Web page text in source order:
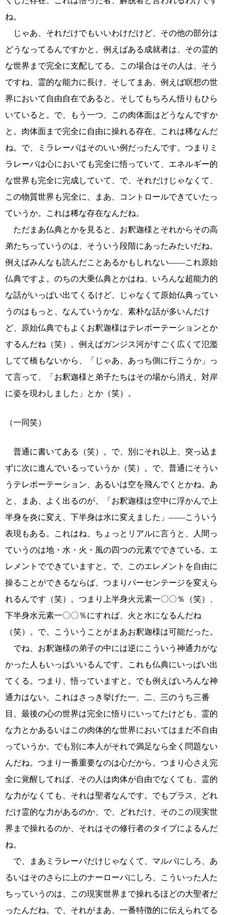
ね。
じゃあ、それだけでもいいわけだけど、その他の部分は
どうなってるんですかと。例えばある成就者は、その霊的
な世界まで完全に支配してる。この場合はその人は、そう
ですね、霊的な能力に長け、そしてまあ、例えば瞑想の世
界において自由自在であると。そしてもちろん悟りもひら
いていると。で、もう一つ、この肉体面はどうなんですか
と。肉体面まで完全に自由に操れる存在、これは稀なんだ
ね。で、ミラレーパはそのいい例だったんです。つまりミ
ラレーパは心においても完全に悟っていて、エネルギー的
な世界も完全に完成していて、で、それだけじゃなくて、
この物質世界も完全に、まあ、コントロールできていたっ
ていうか。これは稀な存在なんだね。
ただまあ仏典とかを見ると、お釈迦様とそれからその高
弟たちっていうのは、そういう段階にあったみたいだね。
例えばみんなも読んだことあるかもしれない――これ原始
仏典ですよ。のちの大乗仏典とかはね、いろんな超能力的
な話がいっぱい出てくるけど、じゃなくて原始仏典ってい
うのはもっと、なんていうかな、素朴な話が多いんだけ
ど、原始仏典でもよくお釈迦様はテレポーテーションとか
するんだね（笑）。例えばガンジス河がすごく広くて氾濫
してて橋もないから、「じゃあ、あっち側に行こうか」っ
て言って、「お釈迦様と弟子たちはその場から消え、対岸
に姿を現わしました」とか（笑）。
（一同笑）
普通に書いてある（笑）。で、別にそれ以上、突っ込ま
ずに次に進んでいるっていうか（笑）。で、普通にそうい
うテレポーテーション、あるいは空を飛んでくとかね。あ
と、まあ、よく出るのが、「お釈迦様は空中に浮かんで上
半身を炎に変え、下半身は水に変えました」――こういう
表現もある。これはね、ちょっとリアルに言うと、人間っ
ていうのは地・水・火・風の四つの元素でできている。エ
レメントでできていますと。で、このエレメントを自由に
操ることができるならば、つまりパーセンテージを変えら
れるんです（笑）。つまり上半身火元素一〇〇％（笑）、
下半身水元素一〇〇％にすれば、火と水になるんだね
（笑）。で、こういうことがまあお釈迦様は可能だった。
でね、お釈迦様の弟子の中には逆にこういう神通力がな
かった人もいっぱいいるんです。これも仏典にいっぱい出
てくる。つまり、悟っていますと。でも例えばいろんな神
通力はない。これはさっき挙げた一、二、三のうち三番
目、最後の心の世界は完全に悟りにいってたけども、霊的
な力とかあるいはこの肉体的な世界においてはまだ不自由
っていうか。でも別に本人がそれで満足なら全く問題ない
んだね。つまり一番重要なのは心だから。つまり心さえ完
全に覚醒してれば、その人は肉体が自由でなくても、霊的
な力がなくても、それは聖者なんです。でもプラス、どれ
だけ霊的な力があるのか、で、どれだけ、そのこの現実世
界まで操れるのか、それはその修行者のタイプによるんだ
ね。
で、まあミラレーパだけじゃなくて、マルパにしろ、あ
るいはそのさらに上のナーローパにしろ、こういった人た
ちっていうのは、この現実世界まで操れるほどの大聖者だ
ったんだね。で、それがまあ、一番特徴的に伝えられてる